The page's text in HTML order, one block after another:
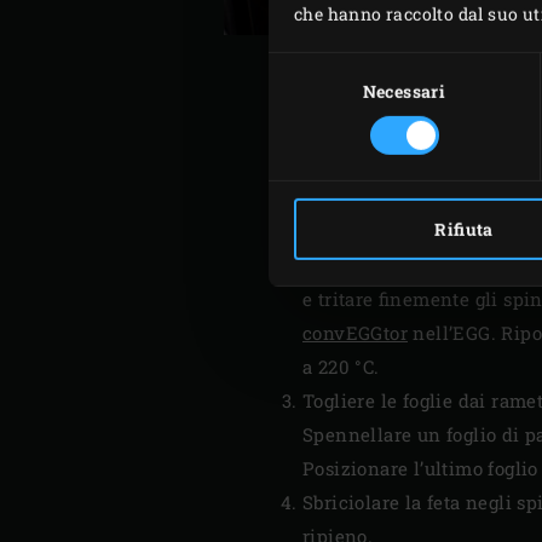
che hanno raccolto dal suo
Necessari
Rifiuta
Posizionare la
spinaci e cuocere a
dell’EGG dopo ogni
Versare gli spinaci in un
e tritare finemente gli
convEGGtor nell’EGG.
a 220 °C.
Togliere le foglie dai
Spennellare un foglio di
Posizionare l’ultimo
Sbriciolare la feta negli
ripieno.